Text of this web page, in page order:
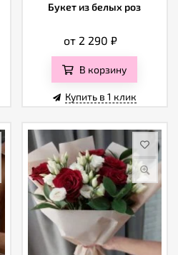
Букет из белых роз
от 2 290 ₽
В корзину
Купить в 1 клик